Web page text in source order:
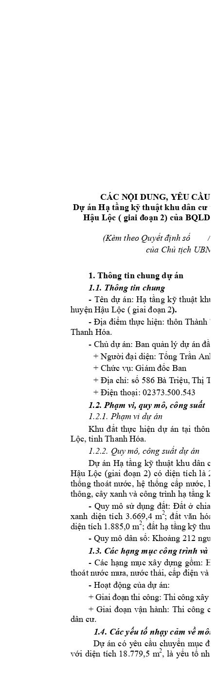
CÁC NỘI DUNG, YÊU CẦU
Dự án Hạ tầng kỹ thuật khu dân cư
Hậu Lộc ( giai đoạn 2) của BQLDA
(Kèm theo Quyết định số
/
của Chủ tịch UB
1. Thông tin chung dự án
1.1. Thông tin chung
- Tên dự án: Hạ tầng kỹ thuật khu
huyện Hậu Lộc ( giai đoạn 2).
- Địa điểm thực hiện: thôn Thành
Thanh Hóa.
- Chủ dự án: Ban quản lý dự án
+ Người đại diện: Tống Trần Anh.
+ Chức vụ: Giám đốc Ban
+ Địa chỉ: số 586 Bà Triệu, Thị T
+ Điện thoại: 02373.500.543
1.2. Phạm vi, quy mô, công suất
1.2.1. Phạm vi dự án
Khu đất thực hiện dự án tại thôn
Lộc, tỉnh Thanh Hóa.
1.2.2. Quy mô, công suất dự án
Dự án Hạ tầng kỹ thuật khu dân cư
Hậu Lộc (giai đoạn 2) có diện tích là
thống thoát nước, hệ thống cấp nước,
thông, cây xanh và công trình hạ tầng kỹ
- Quy mô sử dụng đất: Đất ở chia
xanh diện tích 3.669,4 m2; đất văn hóa
diện tích 1.885,0 m2; đất hạ tầng kỹ
- Quy mô dân số: Khoảng 212
1.3. Các hạng mục công trình và
- Các hạng mục xây dựng gồm: Hệ
thoát nước mưa, nước thải, cấp điện và
- Hoạt động của dự án:
+ Giai đoạn thi công: Thi công xây d
+ Giai đoạn vận hành: Thi công
dân cư.
1.4. Các yếu tố nhạy cảm về môi
Dự án có yêu cầu chuyển mục
với diện tích 18.779,5 m2, là yếu tố